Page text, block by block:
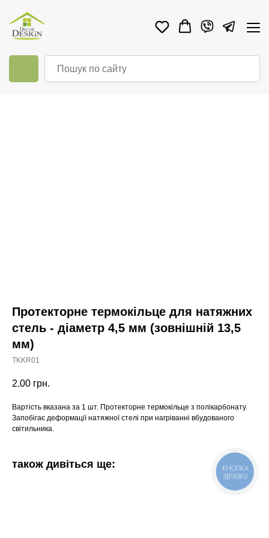
Протекторне термокільце для натяжних
стель - діаметр 4,5 мм (зовнішній 13,5
мм)
TKKR01
2.00 грн.
Вартість вказана за 1 шт. Протекторне термокільце з полікарбонату.
Запобігає деформації натяжної стелі при нагріванні вбудованого
світильника.
також дивіться ще:
КНОПКА
ЗВ'ЯЗКУ